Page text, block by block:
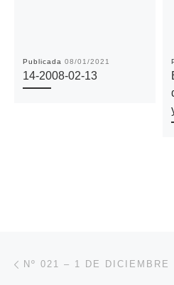
Publicada 08/01/2021
14-2008-02-13
Navegación de
Nº 021 – 1 DE DICIEMBRE